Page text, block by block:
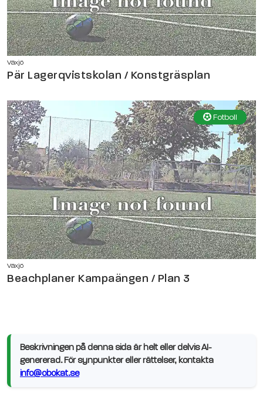
Växjö
Pär Lagerqvistskolan / Konstgräsplan
Fotboll
Växjö
Beachplaner Kampaängen / Plan 3
Beskrivningen på denna sida är helt eller delvis AI-
genererad. För synpunkter eller rättelser, kontakta
info@obokat.se